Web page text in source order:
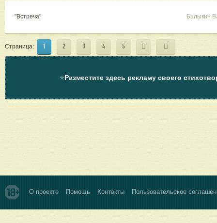
"Встреча" Балыкин
Страница: 1 2 3 4 5
⭐Разместите здесь рекламу своего
О проекте Помощь Контакты Пользовательское